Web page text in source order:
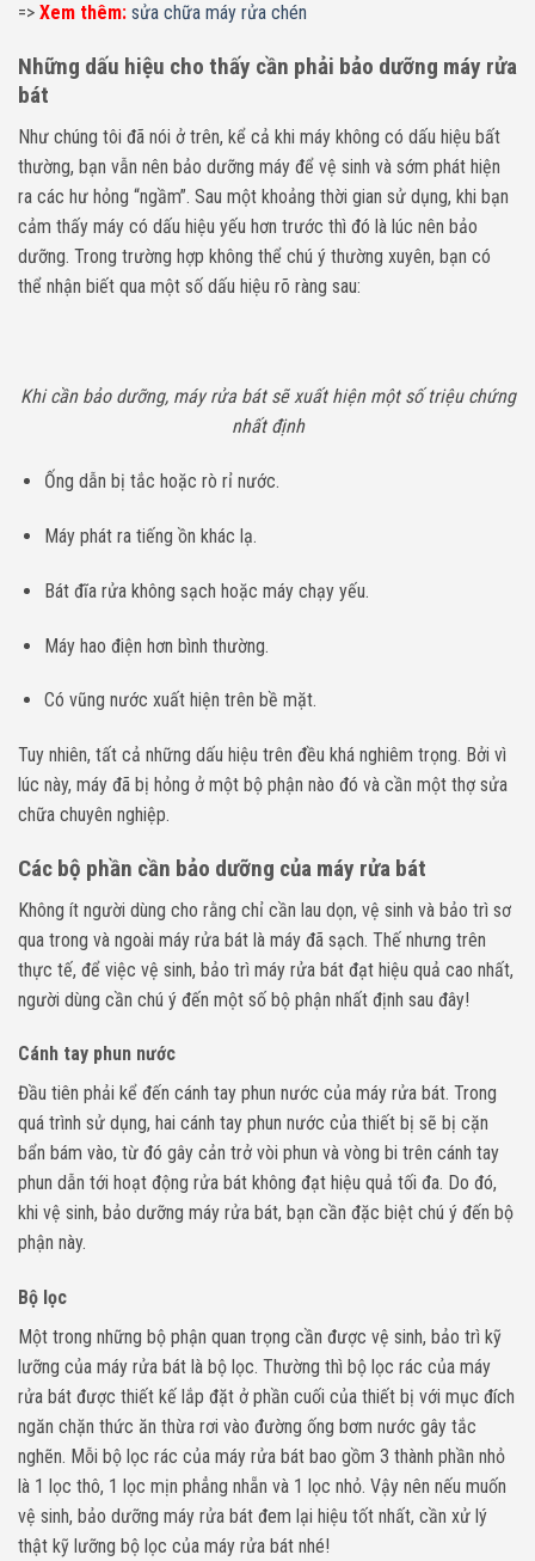
=> Xem thêm: sửa chữa máy rửa chén
Những dấu hiệu cho thấy cần phải bảo dưỡng máy rửa
bát
Như chúng tôi đã nói ở trên, kể cả khi máy không có dấu hiệu bất
thường, bạn vẫn nên bảo dưỡng máy để vệ sinh và sớm phát hiện
ra các hư hỏng “ngầm”. Sau một khoảng thời gian sử dụng, khi bạn
cảm thấy máy có dấu hiệu yếu hơn trước thì đó là lúc nên bảo
dưỡng. Trong trường hợp không thể chú ý thường xuyên, bạn có
thể nhận biết qua một số dấu hiệu rõ ràng sau:
Khi cần bảo dưỡng, máy rửa bát sẽ xuất hiện một số triệu chứng
nhất định
Ống dẫn bị tắc hoặc rò rỉ nước.
Máy phát ra tiếng ồn khác lạ.
Bát đĩa rửa không sạch hoặc máy chạy yếu.
Máy hao điện hơn bình thường.
Có vũng nước xuất hiện trên bề mặt.
Tuy nhiên, tất cả những dấu hiệu trên đều khá nghiêm trọng. Bởi vì
lúc này, máy đã bị hỏng ở một bộ phận nào đó và cần một thợ sửa
chữa chuyên nghiệp.
Các bộ phần cần bảo dưỡng của máy rửa bát
Không ít người dùng cho rằng chỉ cần lau dọn, vệ sinh và bảo trì sơ
qua trong và ngoài máy rửa bát là máy đã sạch. Thế nhưng trên
thực tế, để việc vệ sinh, bảo trì máy rửa bát đạt hiệu quả cao nhất,
người dùng cần chú ý đến một số bộ phận nhất định sau đây!
Cánh tay phun nước
Đầu tiên phải kể đến cánh tay phun nước của máy rửa bát. Trong
quá trình sử dụng, hai cánh tay phun nước của thiết bị sẽ bị cặn
bẩn bám vào, từ đó gây cản trở vòi phun và vòng bi trên cánh tay
phun dẫn tới hoạt động rửa bát không đạt hiệu quả tối đa. Do đó,
khi vệ sinh, bảo dưỡng máy rửa bát, bạn cần đặc biệt chú ý đến bộ
phận này.
Bộ lọc
Một trong những bộ phận quan trọng cần được vệ sinh, bảo trì kỹ
lưỡng của máy rửa bát là bộ lọc. Thường thì bộ lọc rác của máy
rửa bát được thiết kế lắp đặt ở phần cuối của thiết bị với mục đích
ngăn chặn thức ăn thừa rơi vào đường ống bơm nước gây tắc
nghẽn. Mỗi bộ lọc rác của máy rửa bát bao gồm 3 thành phần nhỏ
là 1 lọc thô, 1 lọc mịn phẳng nhẵn và 1 lọc nhỏ. Vậy nên nếu muốn
vệ sinh, bảo dưỡng máy rửa bát đem lại hiệu tốt nhất, cần xử lý
thật kỹ lưỡng bộ lọc của máy rửa bát nhé!